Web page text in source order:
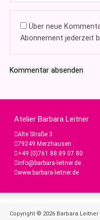
Über neue
Abonnement jederzeit
Kommentar absenden
Atelier Barbara Leitner
Alte Straße 3
79249 Merzhausen
+49 (0)761 88 89 07 80
info@barbara-leitner.de
www.barbara-leitner.de
Copyright © 2026 Barbara Leitner